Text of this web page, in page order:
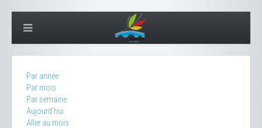
Par année
Par mois
Par semaine
Aujourd'hui
Aller au mois